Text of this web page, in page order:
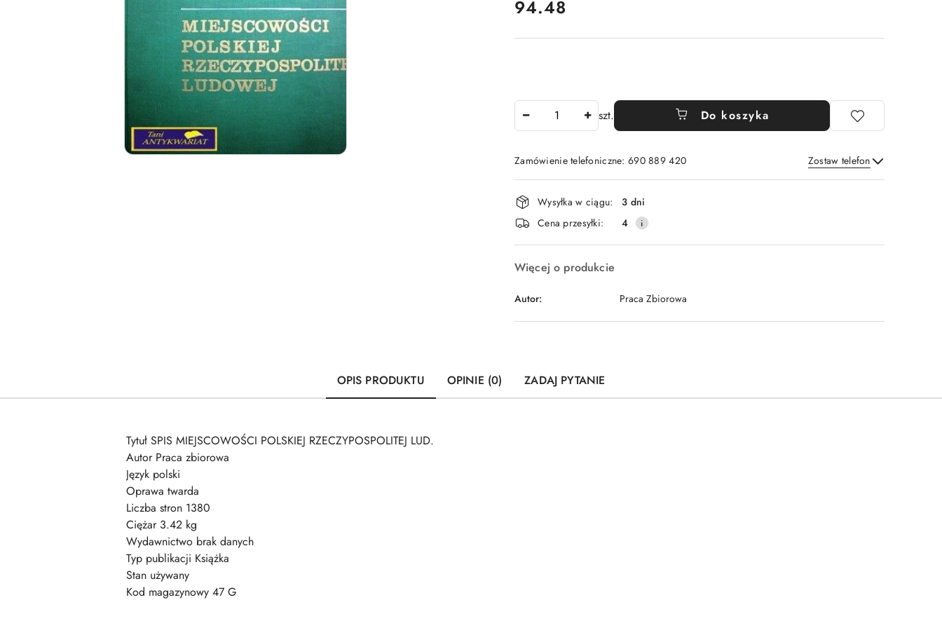
cena:
94.48
szt. Do koszyka
Zamówienie telefoniczne: 690 889 420 Zostaw telefon
Wyślij
Dostępność
i
dostawa
Wysyłka w ciągu:
3 dni
Cena przesyłki:
4
Więcej o produkcie
Autor: Praca Zbiorowa
OPIS PRODUKTU OPINIE (0) ZADAJ PYTANIE
Tytuł SPIS MIEJSCOWOŚCI POLSKIEJ RZECZYPOSPOLITEJ LUD.
Autor Praca zbiorowa
Język polski
Oprawa twarda
Liczba stron 1380
Ciężar 3.42 kg
Wydawnictwo brak danych
Typ publikacji Książka
Stan używany
Kod magazynowy 47 G